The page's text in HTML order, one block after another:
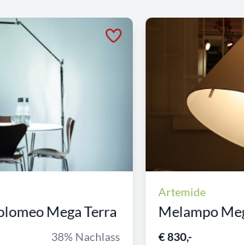
Mega Terra
38% Nachlass
Artemide
Melampo
€ 830,-